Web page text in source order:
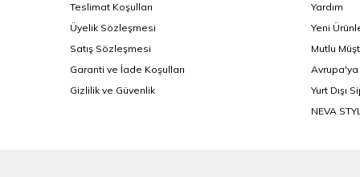
Teslimat Koşulları
Üyelik Sözleşmesi
Satış Sözleşmesi
Garanti ve İade Koşulları
Gizlilik ve Güvenlik
Yardım
Yeni
Mutlu
Yurt Dışı
NEVA